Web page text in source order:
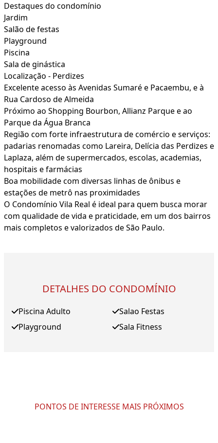
Destaques do condomínio
Jardim
Salão de festas
Playground
Piscina
Sala de ginástica
Localização - Perdizes
Excelente acesso às Avenidas Sumaré e Pacaembu, e à
Rua Cardoso de Almeida
Próximo ao Shopping Bourbon, Allianz Parque e ao
Parque da Água Branca
Região com forte infraestrutura de comércio e serviços:
padarias renomadas como Lareira, Delícia das Perdizes e
Laplaza, além de supermercados, escolas, academias,
hospitais e farmácias
Boa mobilidade com diversas linhas de ônibus e
estações de metrô nas proximidades
O Condomínio Vila Real é ideal para quem busca morar
com qualidade de vida e praticidade, em um dos bairros
mais completos e valorizados de São Paulo.
DETALHES DO CONDOMÍNIO
Piscina Adulto
Playground
Salao Festas
Sala Fitness
PONTOS DE INTERESSE MAIS PRÓXIMOS